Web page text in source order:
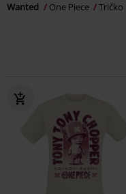
Wanted One Piece Tričko